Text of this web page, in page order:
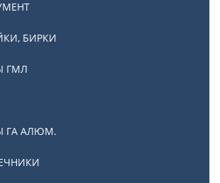
БИРКИ
ГМЛ
ГА АЛЮМ.